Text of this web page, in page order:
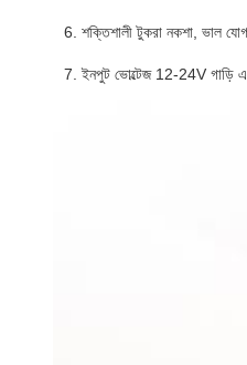
6. শক্তিশালী টুকরা নকশা, ভাল
7. ইনপুট ভোল্টেজ 12-24V গাড়ি